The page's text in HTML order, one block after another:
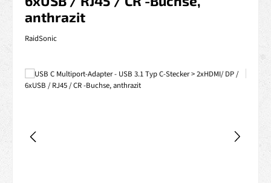
anthrazit
RaidSonic
Bildergalerie überspringen